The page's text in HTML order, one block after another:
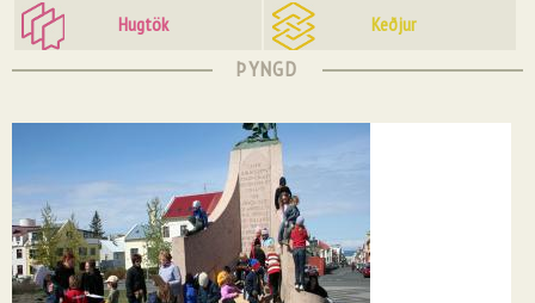
Hugtök Keðjur
ÞYNGD